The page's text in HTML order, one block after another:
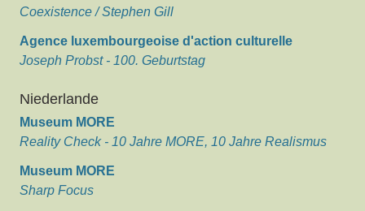
Coexistence / Stephen Gill
Agence luxembourgeoise d'action culturelle
Joseph Probst - 100. Geburtstag
Niederlande
Museum MORE
Reality Check - 10 Jahre MORE, 10 Jahre Realismus
Museum MORE
Sharp Focus